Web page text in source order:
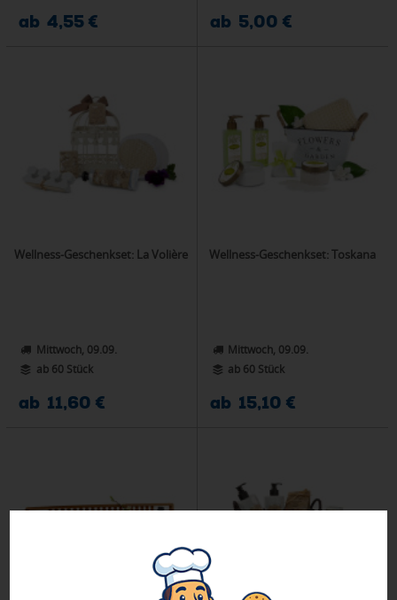
ab 4,55 € ab 5,00 €
Wellness-Geschenkset: La Volière
Mittwoch, 09.09.
ab 60 Stück
ab 11,60 €
Wellness-Geschenkset: Toskana
Mittwoch, 09.09.
ab 60 Stück
ab 15,10 €